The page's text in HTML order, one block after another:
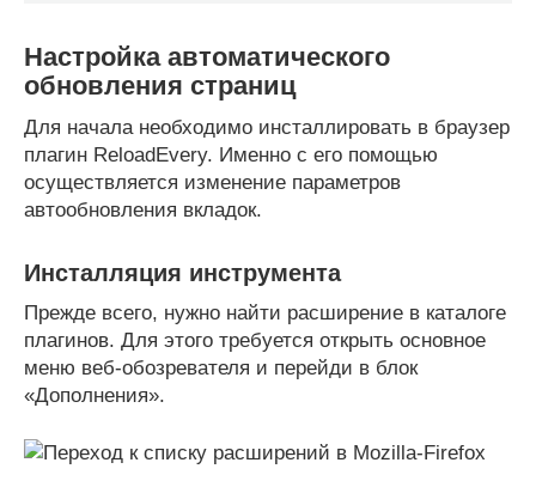
Настройка автоматического
обновления страниц
Для начала необходимо инсталлировать в браузер
плагин ReloadEvery. Именно с его помощью
осуществляется изменение параметров
автообновления вкладок.
Инсталляция инструмента
Прежде всего, нужно найти расширение в каталоге
плагинов. Для этого требуется открыть основное
меню веб-обозревателя и перейди в блок
«Дополнения».